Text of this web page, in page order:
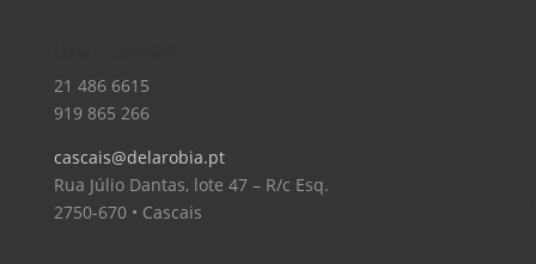
21 486 6615
919 865 266
cascais@delarobia.pt
Rua Júlio Dantas, lote 47 – R/c Esq.
2750-670 • Cascais